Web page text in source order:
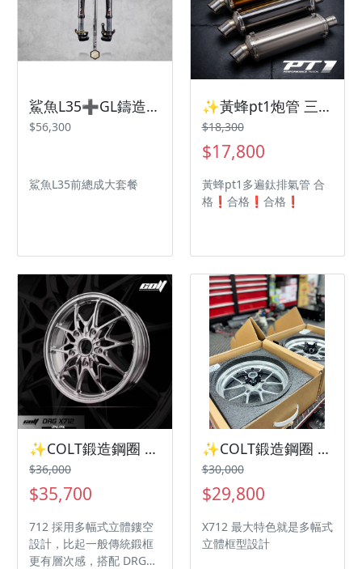
鯊魚L35➕GL鑄造張牙舞爪➕鈦螺絲大組合
$56,300
鯊魚L35前總成大套餐
✨黃蜂pt1炮管 三陽機車 SYM Drg2代 曼巴✨
$18,300
$17,800
黃蜂pt1多遍鈦排氣管 合
格❗️合格❗️合格❗️
✨COLT鍛造鋼圈 X712三陽機車 SYM Drg2代 曼巴✨
$36,000
$35,700
712 採用多幅式立體鏤空
設計，比起一般傳統鍛框
更有層次感，搭配 DRG
✨COLT鍛造鋼圈 X712三陽機車 SYM Jetsl 勁戰五代abs 勁戰六代✨
$30,000
$29,800
X712 最大特色就是多幅式
立體框型設計